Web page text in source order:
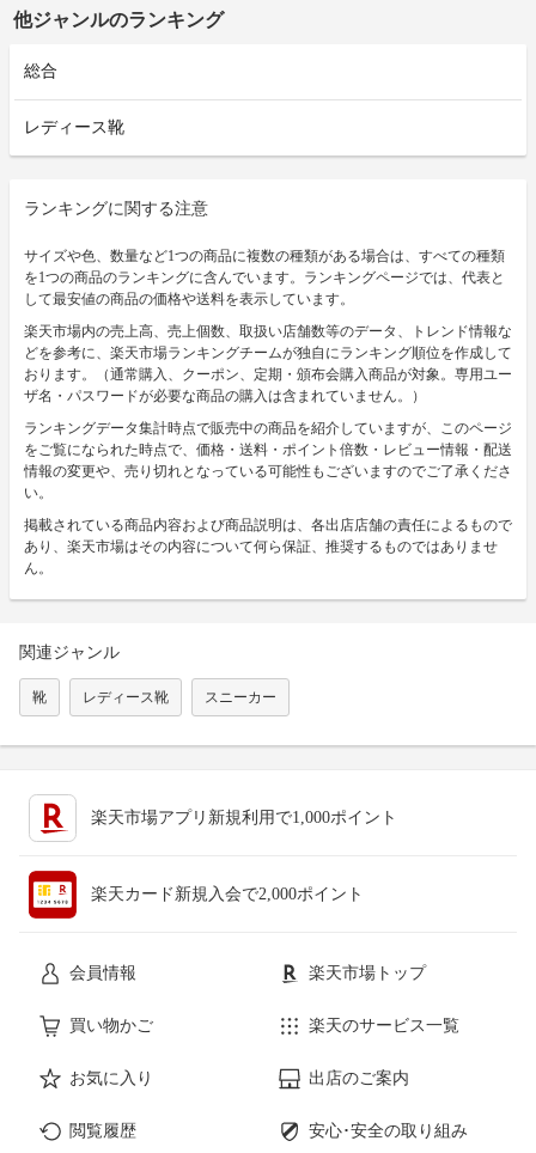
他ジャンルのランキング
総合
レディース靴
ランキングに関する注意
サイズや色、数量など1つの商品に複数の種類がある場合は、すべての種類
を1つの商品のランキングに含んでいます。ランキングページでは、代表と
して最安値の商品の価格や送料を表示しています。
楽天市場内の売上高、売上個数、取扱い店舗数等のデータ、トレンド情報な
どを参考に、楽天市場ランキングチームが独自にランキング順位を作成して
おります。（通常購入、クーポン、定期・頒布会購入商品が対象。専用ユー
ザ名・パスワードが必要な商品の購入は含まれていません。）
ランキングデータ集計時点で販売中の商品を紹介していますが、このページ
をご覧になられた時点で、価格・送料・ポイント倍数・レビュー情報・配送
情報の変更や、売り切れとなっている可能性もございますのでご了承くださ
い。
掲載されている商品内容および商品説明は、各出店店舗の責任によるもので
あり、楽天市場はその内容について何ら保証、推奨するものではありませ
ん。
関連ジャンル
靴 レディース靴 スニーカー
楽天市場アプリ新規利用で1,000ポイント
楽天カード新規入会で2,000ポイント
会員情報 楽天市場トップ
買い物かご 楽天のサービス一覧
お気に入り 出店のご案内
閲覧履歴 安心･安全の取り組み